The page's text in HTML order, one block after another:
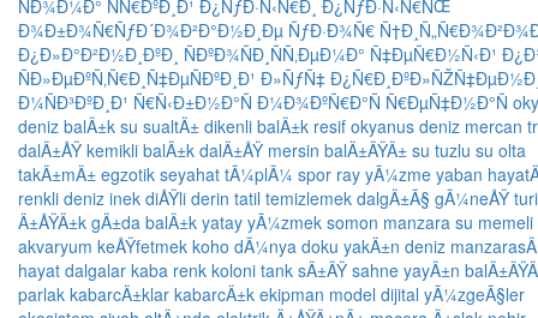
ÑÐ¾Ð¼Ð° ÑÑ€ÐºÐ¸Ð¹ Ð¿ÑƒÐ·Ñ‹Ñ€Ð¸ Ð¿ÑƒÐ·Ñ‹Ñ€ÑŒ
Ð¾Ð±Ð¾Ñ€ÑƒÐ´Ð¾Ð²Ð°Ð½Ð¸Ðµ ÑƒÐ·Ð¾Ñ€
Ð¿Ð»Ð°Ð²Ð½Ð¸ÐºÐ¸ ÑÐºÐ¾ÑÐ¸ÑÑ‚ÐµÐ¼Ð° Ñ‡ÐµÑ€Ð½Ñ‹Ð¹
ÑÐ»ÐµÐºÑ‚Ñ€Ð¸Ñ‡ÐµÑÐºÐ¸Ð¹ Ð»ÑƒÑ‡
Ð¼ÑÐ³ÐºÐ¸Ð¹ Ñ€Ñ‹Ð±Ð½Ð°Ñ Ð¼Ð¾ÐºÑ€Ð°Ñ Ñ€ÐµÑ‡Ð½Ð°Ñ
deniz balÄ±k su sualtÄ± dikenli balÄ±k resif okyanus deniz mercan
dalÄ±ÅŸ kemikli balÄ±k dalÄ±ÅŸ mersin balÄ±ÄŸÄ± su tuzlu su olta
takÄ±mÄ± egzotik seyahat tÃ¼plÃ¼ spor ray yÃ¼zme yaban
renkli deniz inek diÅŸli derin tatil temizlemek dalgÄ±Ã§ gÃ¼neÅŸ
Ä±ÅŸÄ±k gÄ±da balÄ±k yatay yÃ¼zmek somon manzara su memeli
akvaryum keÅŸfetmek koho dÃ¼nya doku yakÄ±n deniz
hayat dalgalar kaba renk koloni tank sÄ±ÄŸ sahne yayÄ±n
parlak kabarcÄ±klar kabarcÄ±k ekipman model dijital yÃ¼zgeÃ§ler